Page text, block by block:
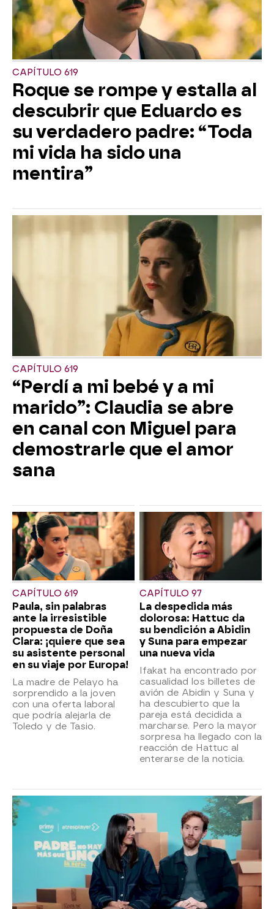
CAPÍTULO 619
Roque se rompe y estalla al
descubrir que Eduardo es
su verdadero padre: “Toda
mi vida ha sido una
mentira”
CAPÍTULO 619
“Perdí a mi bebé y a mi
marido”: Claudia se abre
en canal con Miguel para
demostrarle que el amor
sana
CAPÍTULO 619
Paula, sin palabras
ante la irresistible
propuesta de Doña
Clara: ¡quiere que sea
su asistente personal
en su viaje por Europa!
La madre de Pelayo ha
sorprendido a la joven
con una oferta laboral
que podría alejarla de
Toledo y de Tasio.
CAPÍTULO 97
La despedida más
dolorosa: Hattuc da
su bendición a Abidin
y Suna para empezar
una nueva vida
Ifakat ha encontrado por
casualidad los billetes de
avión de Abidin y Suna y
ha descubierto que la
pareja está decidida a
marcharse. Pero la mayor
sorpresa ha llegado con la
reacción de Hattuc al
enterarse de la noticia.